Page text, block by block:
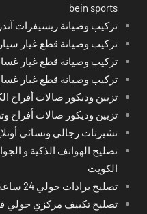
bein sports
تركيب وصيانة ريسيفرات
تركيب وصيانة قطع غيار
تركيب وصيانة قطع غيار
تركيب وصيانة قطع غيار
تزيين وديكور صالات أفراح
تزيين وديكور صالات أفراح
تشيرتات رجالي ونسائي
تصليح الهواتف الذكية و
الكويت
تصليح برادات حولي 24 ساعة فني تصليح برادات باكستاني
تصليح تكييف مركزي حولي